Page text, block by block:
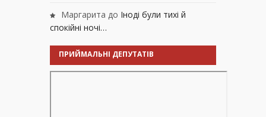
Маргарита до Іноді були тихі й
спокійні ночі…
ПРИЙМАЛЬНІ ДЕПУТАТІВ